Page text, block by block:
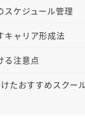
スケジュール管理
キャリア形成法
る注意点
たおすすめスクー